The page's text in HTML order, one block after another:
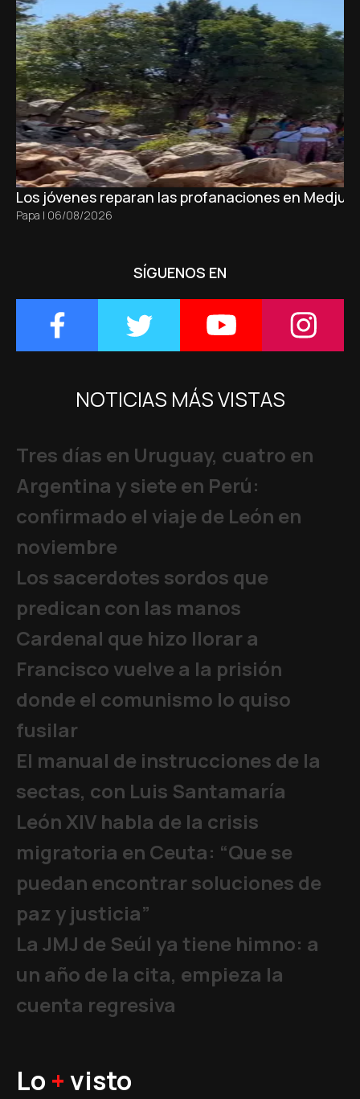
Los jóvenes reparan las profanaciones en
Papa | 06/08/2026
SÍGUENOS EN
NOTICIAS MÁS VISTAS
Tres días en Uruguay, cuatro en
Argentina y siete en Perú:
confirmado el viaje de León en
noviembre
Los sacerdotes sordos que
predican con las manos
Cardenal que hizo llorar a
Francisco vuelve a la prisión
donde el comunismo lo quiso
fusilar
El manual de instrucciones de la
sectas, con Luis Santamaría
León XIV habla de la crisis
migratoria en Ceuta: “Que se
puedan encontrar soluciones de
paz y justicia”
La JMJ de Seúl ya tiene himno: a
un año de la cita, empieza la
cuenta regresiva
Lo +visto